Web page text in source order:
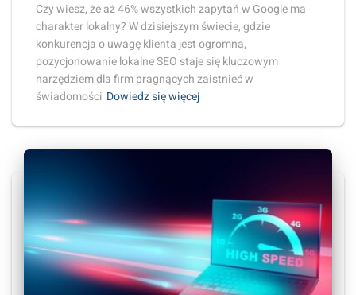
Czy wiesz, że aż 46% wszystkich zapytań w Google ma
charakter lokalny? W dzisiejszym świecie, gdzie
konkurencja o uwagę klienta jest ogromna,
pozycjonowanie lokalne SEO staje się kluczowym
narzędziem dla firm pragnących zaistnieć w
świadomości Dowiedz się więcej